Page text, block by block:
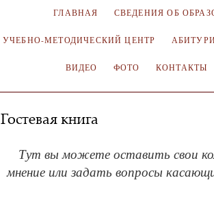
ГЛАВНАЯ СВЕДЕНИЯ ОБ
УЧЕБНО-МЕТОДИЧЕСКИЙ ЦЕНТР
ВИДЕО ФОТО КОНТАКТЫ
Гостевая книга
Тут вы можете оставить свои
мнение или задать вопросы